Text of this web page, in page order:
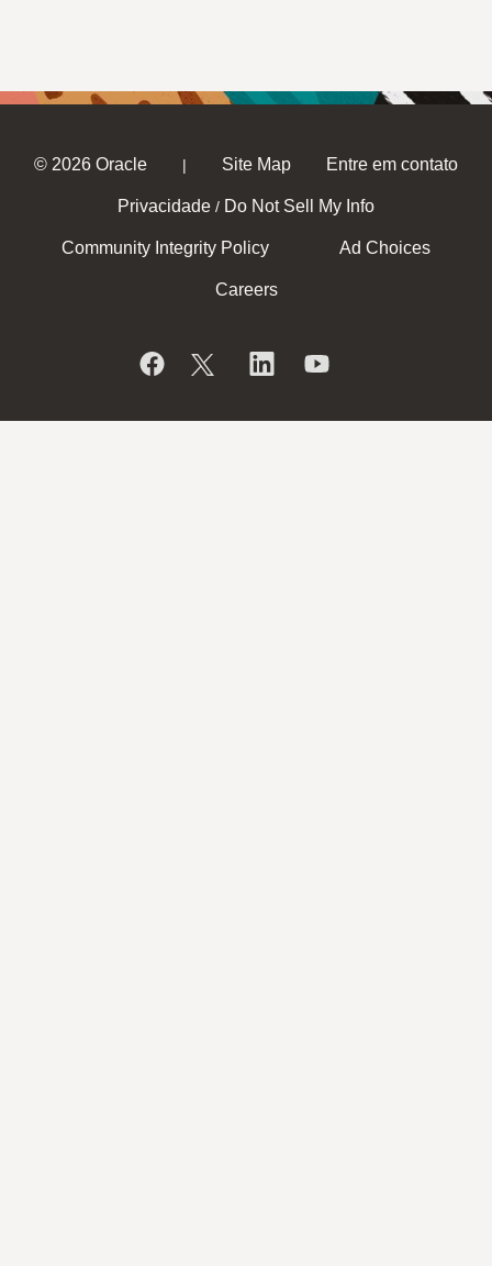
© 2026 Oracle | Site Map Entre em contato
Privacidade / Do Not Sell My Info
Community Integrity Policy Ad Choices
Careers